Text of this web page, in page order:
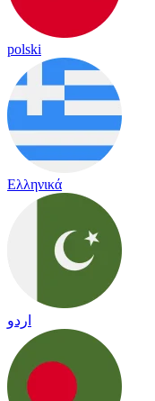
polski
Ελληνικά
اردو